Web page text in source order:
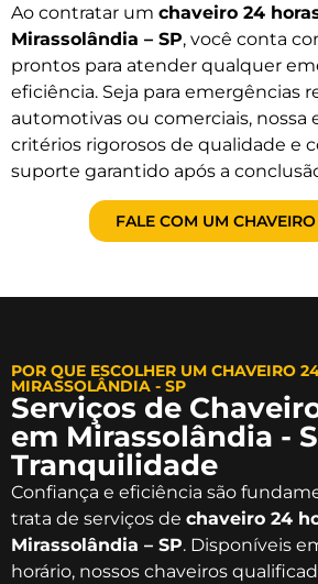
Ao contratar um chaveiro 24
Mirassolândia – SP, você conta
prontos para atender qualquer
eficiência. Seja para emergências
automotivas ou comerciais, nossa
critérios rigorosos de qualidade e
suporte garantido após a
FALE COM UM
POR QUE ESCOLHER UM CHAVEIRO
MIRASSOLÂNDIA - SP
Serviços de
em Mirassolândia -
Tranquilidade
Confiança e eficiência são
trata de serviços de chaveiro 24
Mirassolândia – SP. Disponíveis
horário, nossos chaveiros